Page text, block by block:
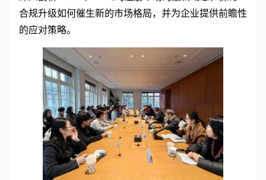
深入剖析2025年BVI公司注册市场的最新动态，探讨
合规升级如何催生新的市场格局，并为企业提供前瞻性